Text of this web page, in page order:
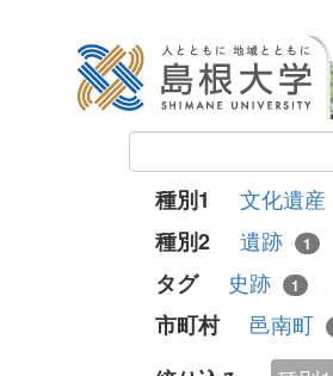
種別1 文化遺産
種別2 遺跡 1
タグ 史跡 1
市町村 邑南町